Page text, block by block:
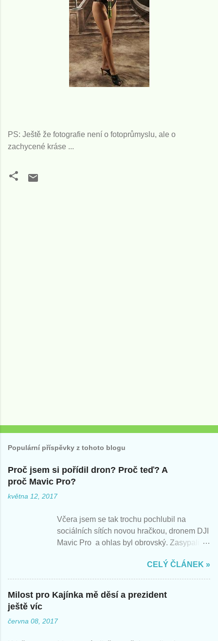
PS: Ještě že fotografie není o fotoprůmyslu, ale o
zachycené kráse ...
Populární příspěvky z tohoto blogu
Proč jsem si pořídil dron? Proč teď? A
proč Mavic Pro?
května 12, 2017
Včera jsem se tak trochu pochlubil na
sociálních sítích novou hračkou, dronem DJI
Mavic Pro a ohlas byl obrovský. Zasypali
odpovědi. Berte můj pohled jako pohled
začátečníka, nadšeného z nové hračky.
Zatím jsem létal s Mavicem jen párkrát,
takže zatím vím jen následující.
CELÝ ČLÁNEK »
Milost pro Kajínka mě děsí a prezident
ještě víc
června 08, 2017